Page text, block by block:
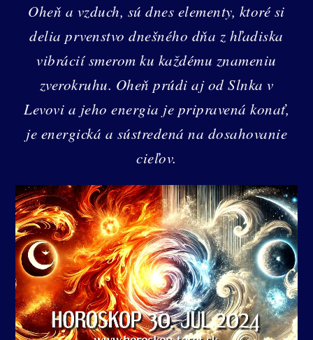
Oheň a vzduch, sú dnes elementy, ktoré si
delia prvenstvo dnešného dňa z hľadiska
vibrácií smerom ku každému znameniu
zverokruhu. Oheň prúdi aj od Slnka v
Levovi a jeho energia je pripravená konať,
je energická a sústredená na dosahovanie
cieľov.